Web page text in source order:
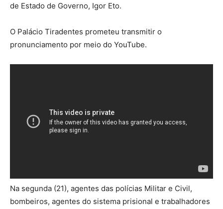
de Estado de Governo, Igor Eto.
O Palácio Tiradentes prometeu transmitir o
pronunciamento por meio do YouTube.
Na segunda (21), agentes das polícias Militar e Civil,
bombeiros, agentes do sistema prisional e trabalhadores